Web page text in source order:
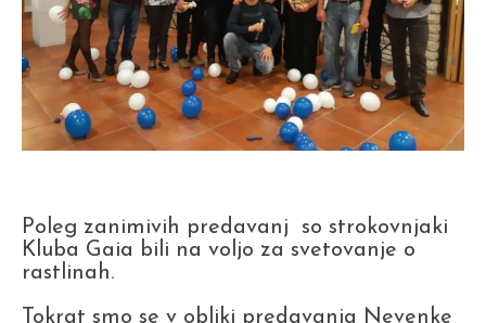
Poleg zanimivih predavanj so strokovnjaki
Kluba Gaia bili na voljo za svetovanje o
rastlinah.
Tokrat smo se v obliki predavanja Nevenke